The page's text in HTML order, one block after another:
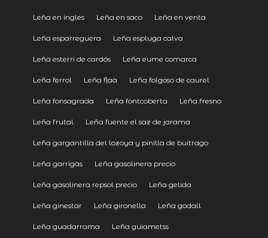
Leña en ingles Leña en saco Leña en venta
Leña esparreguera Leña espluga calva
Leña esterri de cardós Leña eume comarca
Leña ferrol Leña flaà Leña folgoso de caurel
Leña fonsagrada Leña fontcoberta Leña fresno
Leña frutal Leña fuente el saz de jarama
Leña gargantilla del lozoya y pinilla de buitrago
Leña garrigàs Leña gasolinera precio
Leña gasolinera repsol precio Leña gelida
Leña ginestar Leña gironella Leña godall
Leña guadarrama Leña guiametss